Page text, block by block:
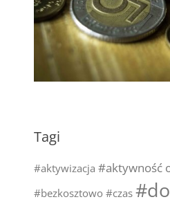
Tagi
#aktywizacja #aktywność
#bezkosztowo #czas